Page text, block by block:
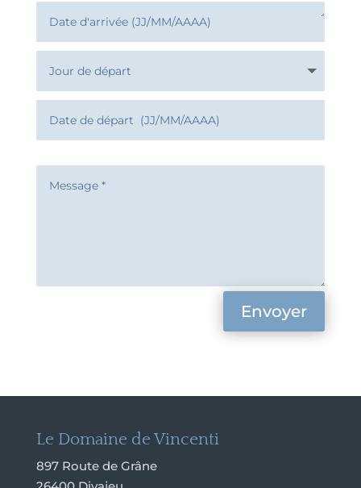
Envoyer
Le Domaine de Vincenti
897 Route de Grâne